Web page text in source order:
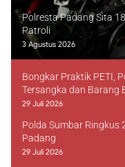
Polresta Padang Sita
Patroli
3 Agustus 2026
Bongkar Praktik PETI,
Tersangka dan Barang
29 Juli 2026
Polda Sumbar Ringkus
Padang
29 Juli 2026